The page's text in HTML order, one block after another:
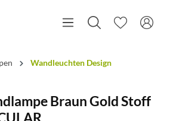
Wandleuchten Design
Braun Gold Stoff